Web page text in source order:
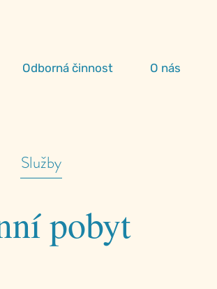
Odborná činnost O nás
Služby
pobyt